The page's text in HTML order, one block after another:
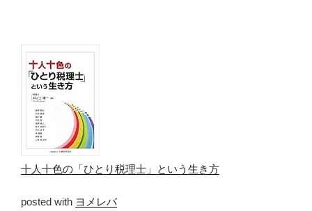
十人十色の「ひとり税理士」という生き方
posted with ヨメレバ